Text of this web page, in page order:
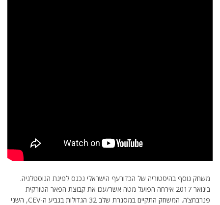
משחק נוסף בהיסטוריה של הכדורעף הישראלי נכנס לפינת הנוסטלגיה.
בינואר 2017 אירחה הפועל מטה אשר/עכו את קבוצת הפאר הטורקית
פנרבחצ’ה. המשחק התקיים במסגרת שלב 32 הגדולות בגביע ה-CEV, השני